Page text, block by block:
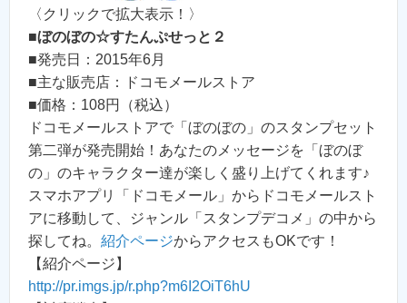
〈クリックで拡大表示！〉
■ぼのぼの☆すたんぷせっと２
■発売日：2015年6月
■主な販売店：ドコモメールストア
■価格：108円（税込）
ドコモメールストアで「ぼのぼの」のスタンプセット
第二弾が発売開始！あなたのメッセージを「ぼのぼ
の」のキャラクター達が楽しく盛り上げてくれます♪
スマホアプリ「ドコモメール」からドコモメールスト
アに移動して、ジャンル「スタンプデコメ」の中から
探してね。 紹介ページからアクセスもOKです！
【紹介ページ】
http://pr.imgs.jp/r.php?m6I2OiT6hU